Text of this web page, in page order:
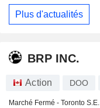
Plus d'actualités
BRP INC.
Action DOO
Marché Fermé - Toronto S.E.